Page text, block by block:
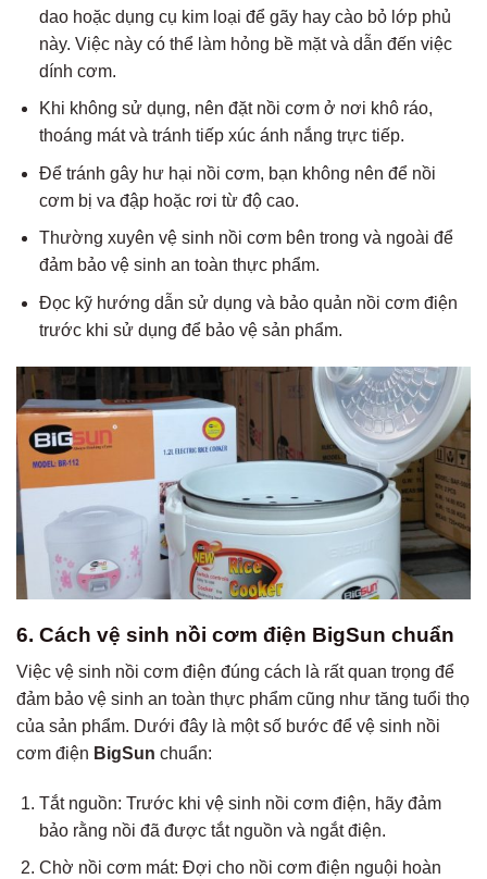
dao hoặc dụng cụ kim loại để gãy hay cào bỏ lớp phủ
này. Việc này có thể làm hỏng bề mặt và dẫn đến việc
dính cơm.
Khi không sử dụng, nên đặt nồi cơm ở nơi khô ráo,
thoáng mát và tránh tiếp xúc ánh nắng trực tiếp.
Để tránh gây hư hại nồi cơm, bạn không nên để nồi
cơm bị va đập hoặc rơi từ độ cao.
Thường xuyên vệ sinh nồi cơm bên trong và ngoài để
đảm bảo vệ sinh an toàn thực phẩm.
Đọc kỹ hướng dẫn sử dụng và bảo quản nồi cơm điện
trước khi sử dụng để bảo vệ sản phẩm.
6. Cách vệ sinh nồi cơm điện BigSun chuẩn
Việc vệ sinh nồi cơm điện đúng cách là rất quan trọng để
đảm bảo vệ sinh an toàn thực phẩm cũng như tăng tuổi thọ
của sản phẩm. Dưới đây là một số bước để vệ sinh nồi
cơm điện BigSun chuẩn:
Tắt nguồn: Trước khi vệ sinh nồi cơm điện, hãy đảm
bảo rằng nồi đã được tắt nguồn và ngắt điện.
Chờ nồi cơm mát: Đợi cho nồi cơm điện nguội hoàn